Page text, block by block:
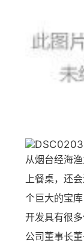
从烟台经海
上餐桌，还
个巨大的宝
开发具有很
公司董事长